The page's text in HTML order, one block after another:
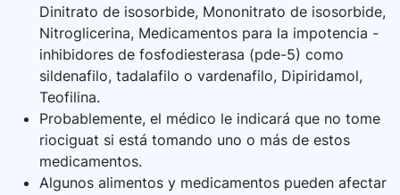
Dinitrato de isosorbide, Mononitrato de isosorbide,
Nitroglicerina, Medicamentos para la impotencia -
inhibidores de fosfodiesterasa (pde-5) como
sildenafilo, tadalafilo o vardenafilo, Dipiridamol,
Teofilina.
Probablemente, el médico le indicará que no tome
riociguat si está tomando uno o más de estos
medicamentos.
Algunos alimentos y medicamentos pueden afectar